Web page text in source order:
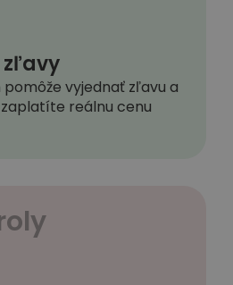
vyjednať zľavu a
reálnu cenu